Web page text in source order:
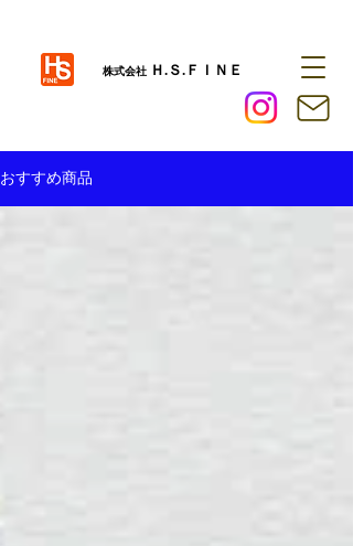
株式会社 Ｈ.Ｓ.ＦＩＮＥ
おすすめ商品